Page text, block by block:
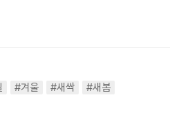
#겨울 #새싹
#새봄